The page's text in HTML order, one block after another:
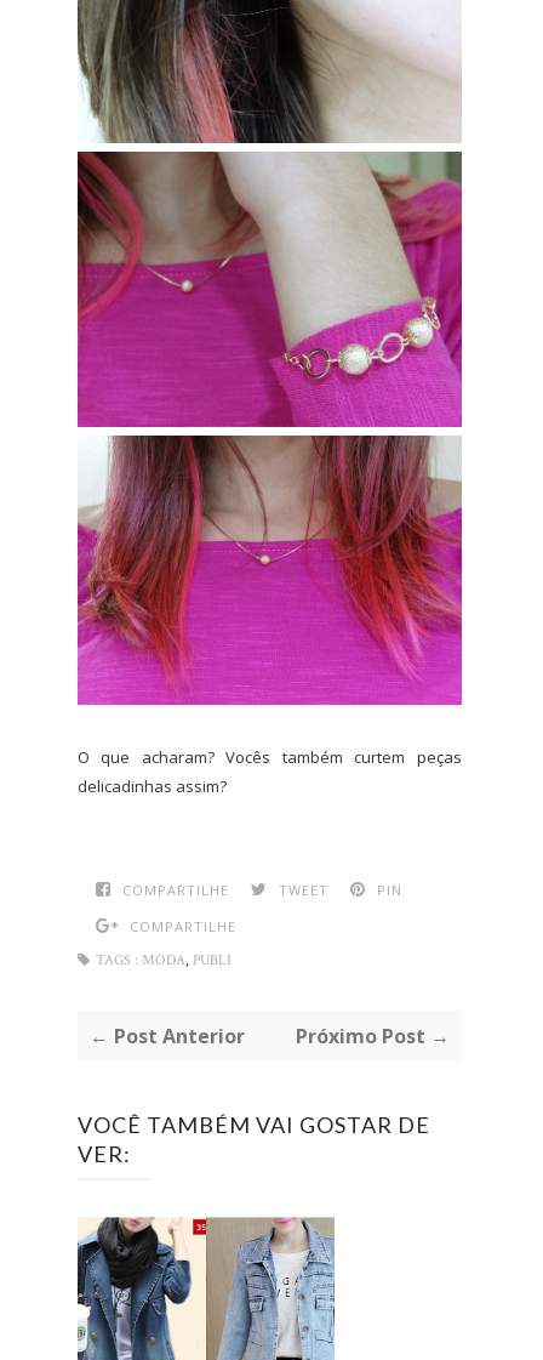
O que acharam? Vocês também curtem peças
delicadinhas assim?
COMPARTILHE TWEET
PIN
COMPARTILHE
TAGS : MODA, PUBLI
← Post Anterior Próximo Post →
VOCÊ TAMBÉM VAI GOSTAR DE
VER: